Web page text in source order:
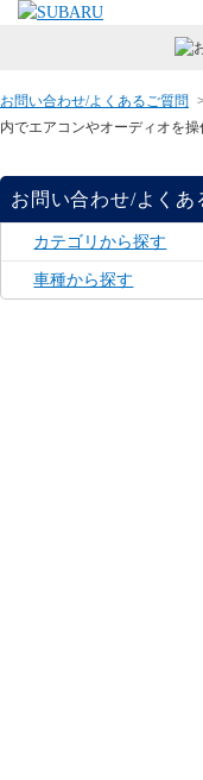
お問い合わせ/よくあるご質問 >
内でエアコンやオーディオを
お問い合わせ/よくあ
カテゴリから探す
車種から探す